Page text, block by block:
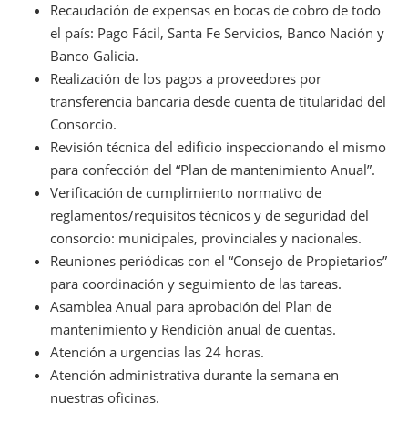
Recaudación de expensas en bocas de cobro de todo
el país: Pago Fácil, Santa Fe Servicios, Banco Nación y
Banco Galicia.
Realización de los pagos a proveedores por
transferencia bancaria desde cuenta de titularidad del
Consorcio.
Revisión técnica del edificio inspeccionando el mismo
para confección del “Plan de mantenimiento Anual”.
Verificación de cumplimiento normativo de
reglamentos/requisitos técnicos y de seguridad del
consorcio: municipales, provinciales y nacionales.
Reuniones periódicas con el “Consejo de Propietarios”
para coordinación y seguimiento de las tareas.
Asamblea Anual para aprobación del Plan de
mantenimiento y Rendición anual de cuentas.
Atención a urgencias las 24 horas.
Atención administrativa durante la semana en
nuestras oficinas.